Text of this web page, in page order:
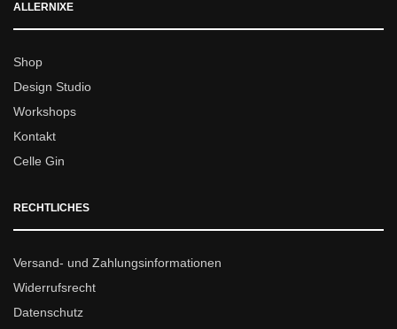
ALLERNIXE
Shop
Design Studio
Workshops
Kontakt
Celle Gin
RECHTLICHES
Versand- und Zahlungsinformationen
Widerrufsrecht
Datenschutz